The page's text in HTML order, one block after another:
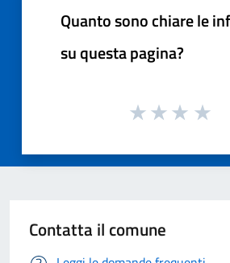
Quanto sono chiare le
su questa pagina?
Contatta il comune